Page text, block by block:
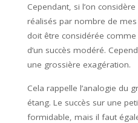
Cependant, si l’on
réalisés par nombre de
doit être considérée comme
d’un succès modéré.
une grossière exagération.
Cela rappelle l’analogie du
étang. Le succès sur une
formidable, mais il faut